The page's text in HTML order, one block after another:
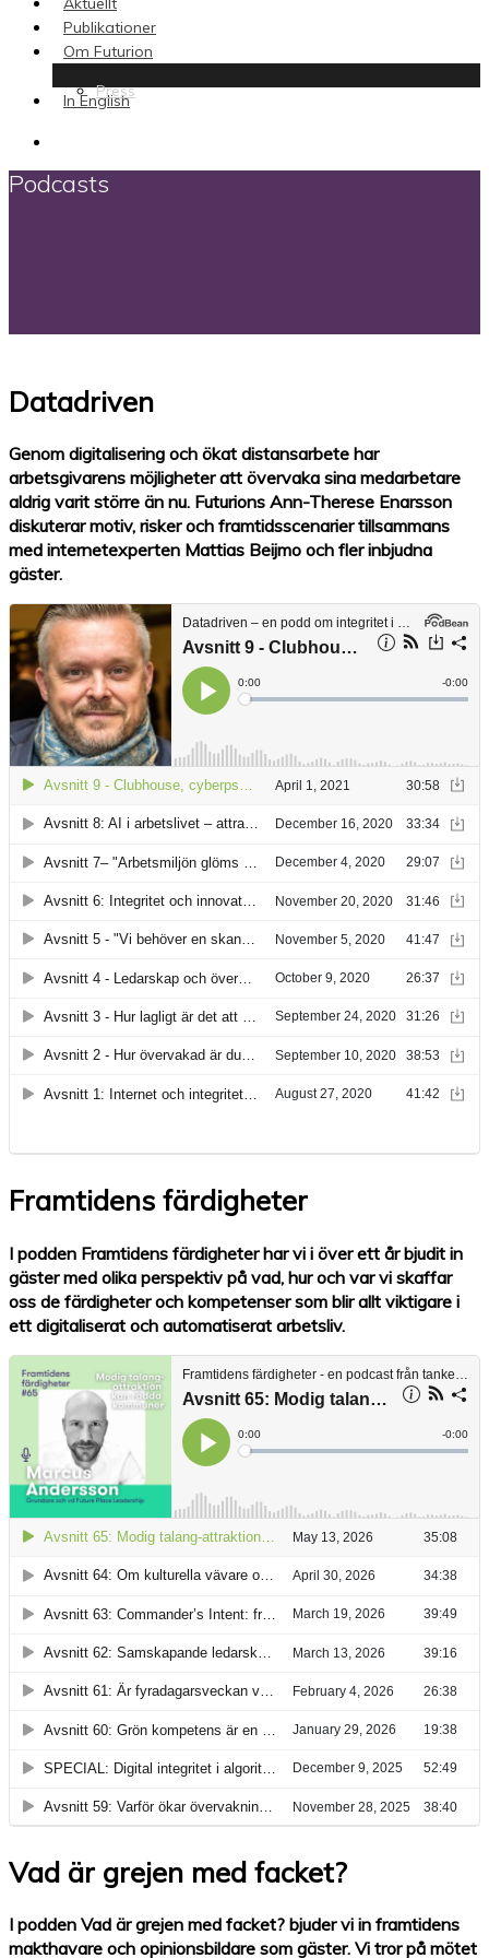
Publikationer
Om Futurion
Press
In English
Podcasts
Datadriven
Genom digitalisering och ökat distansarbete har
arbetsgivarens möjligheter att övervaka sina medarbetare
aldrig varit större än nu. Futurions Ann-Therese Enarsson
diskuterar motiv, risker och framtidsscenarier tillsammans
med internetexperten Mattias Beijmo och fler inbjudna
gäster.
Framtidens färdigheter
I podden Framtidens färdigheter har vi i över ett år bjudit in
gäster med olika perspektiv på vad, hur och var vi skaffar
oss de färdigheter och kompetenser som blir allt viktigare i
ett digitaliserat och automatiserat arbetsliv.
Vad är grejen med facket?
I podden Vad är grejen med facket? bjuder vi in framtidens
makthavare och opinionsbildare som gäster. Vi tror på mötet